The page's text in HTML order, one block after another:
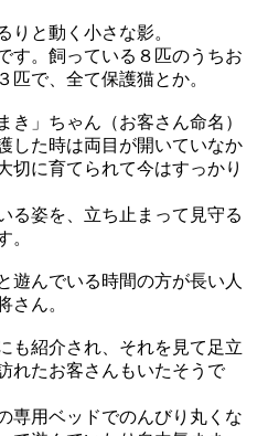
りと動く小さな影。
す。飼っている８匹のうちお
匹で、全て保護猫とか。
き」ちゃん（お客さん命名）
した時は両目が開いていなか
切に育てられて今はすっかり
る姿を、立ち止まって見守る
。
遊んでいる時間の方が長い人
さん。
も紹介され、それを見て足立
れたお客さんもいたそうで
専用ベッドでのんびり丸くな